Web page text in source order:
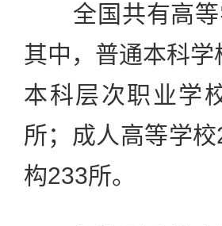
全国共有高等
其中，普通本科
本科层次职业学
所；成人高等学
构233所。